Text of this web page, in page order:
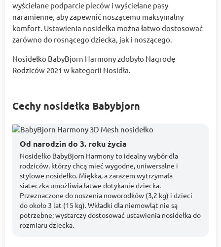
wyściełane podparcie pleców i wyściełane pasy
naramienne, aby zapewnić noszącemu maksymalny
komfort. Ustawienia nosidełka można łatwo dostosować
zarówno do rosnącego dziecka, jak i noszącego.
Nosidełko BabyBjorn Harmony zdobyło Nagrodę
Rodziców 2021 w kategorii Nosidła.
Cechy nosidełka Babybjorn
Od narodzin do 3. roku życia
Nosidełko BabyBjorn Harmony to idealny wybór dla
rodziców, którzy chcą mieć wygodne, uniwersalne i
stylowe nosidełko. Miękka, a zarazem wytrzymała
siateczka umożliwia łatwe dotykanie dziecka.
Przeznaczone do noszenia noworodków (3,2 kg) i dzieci
do około 3 lat (15 kg). Wkładki dla niemowląt nie są
potrzebne; wystarczy dostosować ustawienia nosidełka do
rozmiaru dziecka.